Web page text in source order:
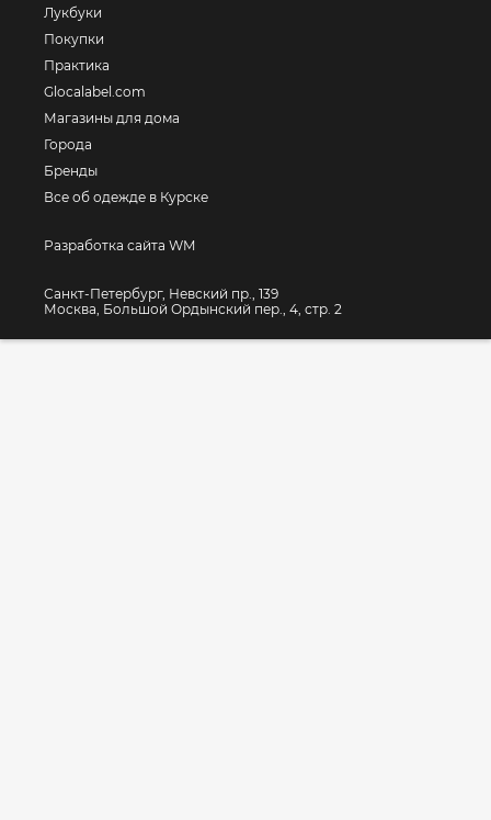
Лукбуки
Покупки
Практика
Glocalabel.com
Магазины для дома
Города
Бренды
Все об одежде в Курске
Разработка сайта WM
Санкт-Петербург, Невский пр., 139
Москва, Большой Ордынский пер., 4, стр. 2